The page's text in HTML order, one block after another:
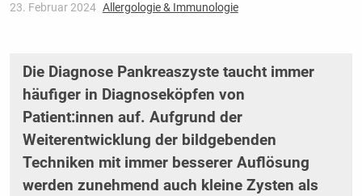
23. Februar 2024 Allergologie & Immunologie
Die Diagnose Pankreaszyste taucht immer
häufiger in Diagnoseköpfen von
Patient:innen auf. Aufgrund der
Weiterentwicklung der bildgebenden
Techniken mit immer besserer Auflösung
werden zunehmend auch kleine Zysten als